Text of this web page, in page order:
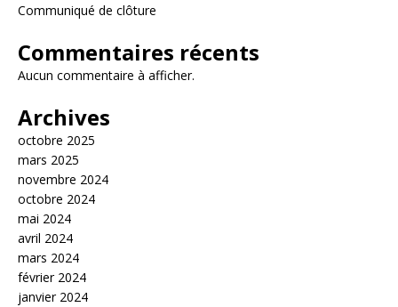
Communiqué de clôture
Commentaires récents
Aucun commentaire à afficher.
Archives
octobre 2025
mars 2025
novembre 2024
octobre 2024
mai 2024
avril 2024
mars 2024
février 2024
janvier 2024